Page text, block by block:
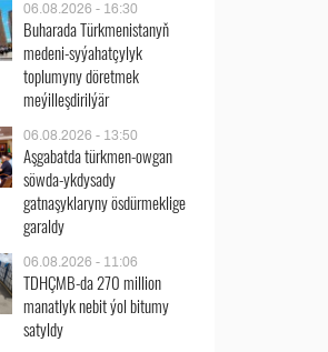
06.08.2026 - 16:30
Buharada Türkmenistanyň
medeni-syýahatçylyk
toplumyny döretmek
meýilleşdirilýär
06.08.2026 - 13:50
Aşgabatda türkmen-owgan
söwda-ykdysady
gatnaşyklaryny ösdürmeklige
garaldy
06.08.2026 - 11:06
TDHÇMB-da 270 million
manatlyk nebit ýol bitumy
satyldy